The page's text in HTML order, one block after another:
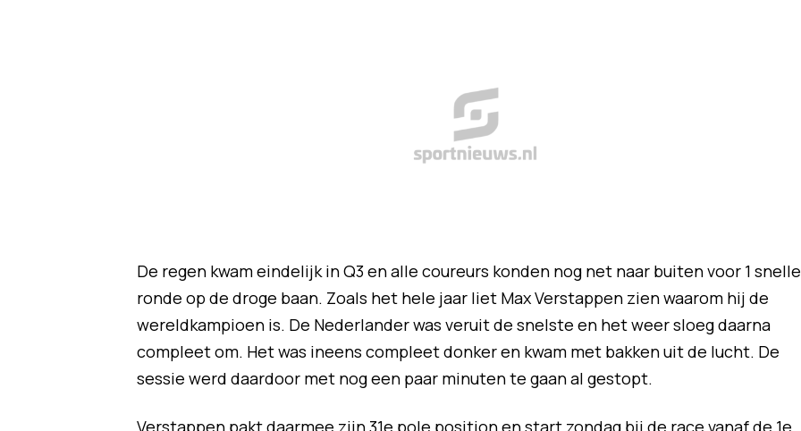
De regen kwam eindelijk in Q3 en alle coureurs konden nog net naar buiten voor 1 snelle
ronde op de droge baan. Zoals het hele jaar liet Max Verstappen zien waarom hij de
wereldkampioen is. De Nederlander was veruit de snelste en het weer sloeg daarna
compleet om. Het was ineens compleet donker en kwam met bakken uit de lucht. De
sessie werd daardoor met nog een paar minuten te gaan al gestopt.
Verstappen pakt daarmee zijn 31e pole position en start zondag bij de race vanaf de 1e